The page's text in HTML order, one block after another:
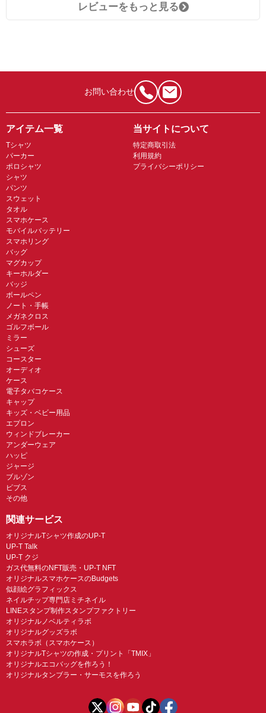
レビューをもっと見る
お問い合わせ
アイテム一覧
Tシャツ
パーカー
ポロシャツ
シャツ
パンツ
スウェット
タオル
スマホケース
モバイルバッテリー
スマホリング
バッグ
マグカップ
キーホルダー
バッジ
ボールペン
ノート・手帳
メガネクロス
ゴルフボール
ミラー
シューズ
コースター
オーディオ
ケース
電子タバコケース
キャップ
キッズ・ベビー用品
エプロン
ウィンドブレーカー
アンダーウェア
ハッピ
ジャージ
ブルゾン
ビブス
その他
当サイトについて
特定商取引法
利用規約
プライバシーポリシー
関連サービス
オリジナルTシャツ作成のUP-T
UP-T Talk
UP-T クジ
ガス代無料のNFT販売・UP-T NFT
オリジナルスマホケースのBudgets
似顔絵グラフィックス
ネイルチップ専門店ミチネイル
LINEスタンプ制作スタンプファクトリー
オリジナルノベルティラボ
オリジナルグッズラボ
スマホラボ（スマホケース）
オリジナルTシャツの作成・プリント「TMIX」
オリジナルエコバッグを作ろう！
オリジナルタンブラー・サーモスを作ろう